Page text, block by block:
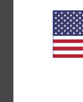
100%
5.0